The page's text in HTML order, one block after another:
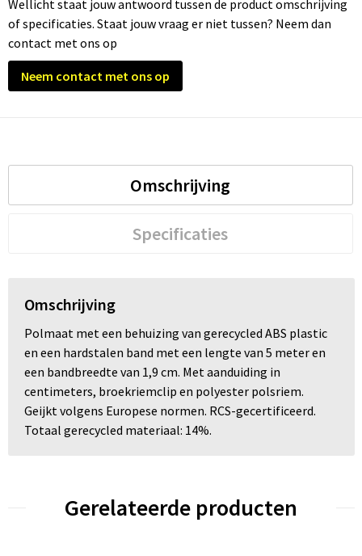
Trolleys
Waterbestendige tassen
Wellicht staat jouw antwoord tussen de product omschrijving
of specificaties. Staat jouw vraag er niet tussen? Neem dan
contact met ons op
Neem contact met ons op
Omschrijving
Specificaties
Omschrijving
Polmaat met een behuizing van gerecycled ABS plastic
en een hardstalen band met een lengte van 5 meter en
een bandbreedte van 1,9 cm. Met aanduiding in
centimeters, broekriemclip en polyester polsriem.
Geijkt volgens Europese normen. RCS-gecertificeerd.
Totaal gerecycled materiaal: 14%.
Gerelateerde producten